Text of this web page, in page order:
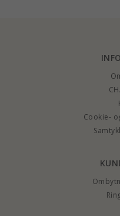
Cookie-